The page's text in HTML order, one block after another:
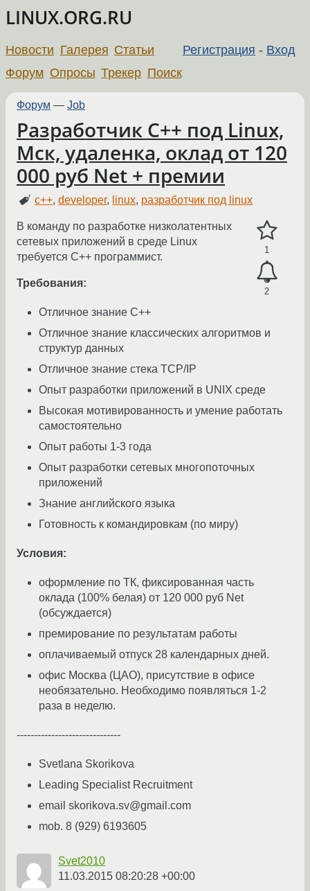
LINUX.ORG.RU
Регистрация - Вход
Новости Галерея Статьи
Форум Опросы Трекер Поиск
Форум — Job
Разработчик C++ под Linux,
Мск, удаленка, оклад от 120
000 руб Net + премии
c++,developer, linux, разработчик под linux
1
2
В команду по разработке низколатентных
сетевых приложений в среде Linux
требуется C++ программист.
Требования:
Отличное знание С++
Отличное знание классических алгоритмов и
структур данных
Отличное знание стека TCP/IP
Опыт разработки приложений в UNIX среде
Высокая мотивированность и умение работать
самостоятельно
Опыт работы 1-3 года
Опыт разработки сетевых многопоточных
приложений
Знание английского языка
Готовность к командировкам (по миру)
Условия:
оформление по ТК, фиксированная часть
оклада (100% белая) от 120 000 руб Net
(обсуждается)
премирование по результатам работы
оплачиваемый отпуск 28 календарных дней.
офис Москва (ЦАО), присутствие в офисе
необязательно. Необходимо появляться 1-2
раза в неделю.
------------------------------
Svetlana Skorikova
Leading Specialist Recruitment
email skorikova.sv@gmail.com
mob. 8 (929) 6193605
Svet2010
11.03.2015 08:20:28 +00:00